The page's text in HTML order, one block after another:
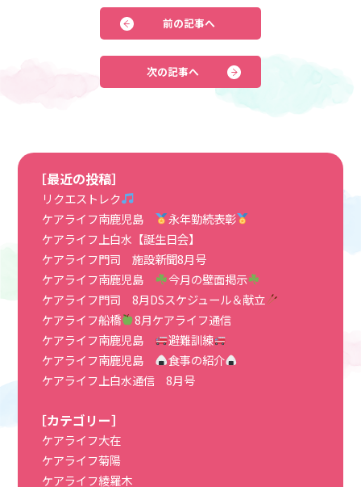
前の記事へ
次の記事へ
［最近の投稿］
リクエストレク
ケアライフ南鹿児島
永年勤続表彰
ケアライフ上白水【誕生日会】
ケアライフ門司 施設新聞8月号
ケアライフ南鹿児島
今月の壁面掲示
ケアライフ門司 8月DSスケジュール＆献立
ケアライフ船橋
8月ケアライフ通信
ケアライフ南鹿児島
避難訓練
ケアライフ南鹿児島
食事の紹介
ケアライフ上白水通信 8月号
［カテゴリー］
ケアライフ大在
ケアライフ菊陽
ケアライフ綾羅木